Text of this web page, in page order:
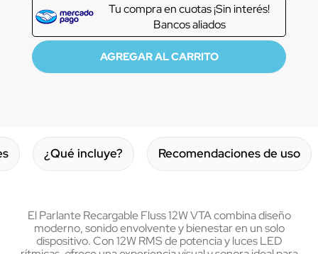
Tu compra encuotas ¡Sin interés!
Bancos aliados
¿Qué incluye? Recomendaciones de uso
El Parlante Recargable Fluss 12W VTA combina diseño
moderno, sonido envolvente y bienestar en un solo
dispositivo. Con 12W RMS de potencia y luces LED